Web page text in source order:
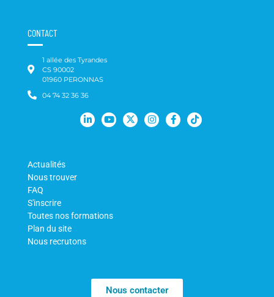
CONTACT
1 allée des Tyrandes
CS 90002
01960 PERONNAS
04 74 32 36 36
Actualités
Nous trouver
FAQ
S'inscrire
Toutes nos formations
Plan du site
Nous recrutons
Nous contacter